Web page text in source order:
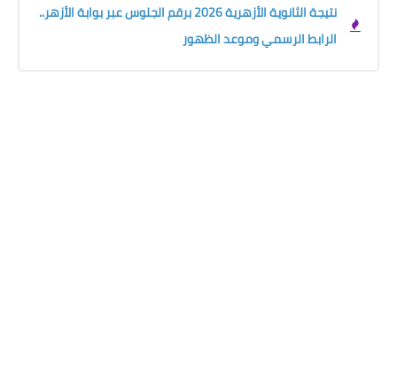
نتيجة الثانوية الأزهرية 2026 برقم الجلوس عبر بوابة الأزهر..
الرابط الرسمي وموعد الظهور